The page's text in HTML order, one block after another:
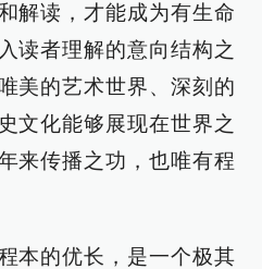
解读，才能成为有生命
读者理解的意向结构之
美的艺术世界、深刻的
文化能够展现在世界之
来传播之功，也唯有程
本的优长，是一个极其